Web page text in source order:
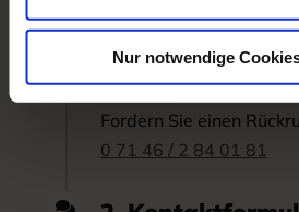
Nur notwendige
So einfach ist es:
 1. Rückruf
Fordern Sie einen
0 71 46 / 2 84 01 81
